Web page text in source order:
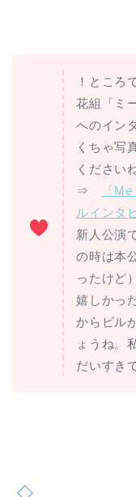
！ところ
花組「ミ
へのイン
くちゃ写
ください
⇒
「
ルインタ
新人公演
の時は本
ったけど
嬉しかっ
からビル
ょうね。
だいすき